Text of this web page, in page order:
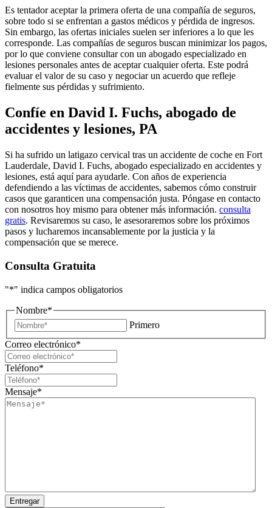
Es tentador aceptar la primera oferta de una compañía de seguros,
sobre todo si se enfrentan a gastos médicos y pérdida de ingresos.
Sin embargo, las ofertas iniciales suelen ser inferiores a lo que les
corresponde. Las compañías de seguros buscan minimizar los pagos,
por lo que conviene consultar con un abogado especializado en
lesiones personales antes de aceptar cualquier oferta. Este podrá
evaluar el valor de su caso y negociar un acuerdo que refleje
fielmente sus pérdidas y sufrimiento.
Confíe en David I. Fuchs, abogado de
accidentes y lesiones, PA
Si ha sufrido un latigazo cervical tras un accidente de coche en Fort
Lauderdale, David I. Fuchs, abogado especializado en accidentes y
lesiones, está aquí para ayudarle. Con años de experiencia
defendiendo a las víctimas de accidentes, sabemos cómo construir
casos que garanticen una compensación justa. Póngase en contacto
con nosotros hoy mismo para obtener más información. consulta
gratis. Revisaremos su caso, le asesoraremos sobre los próximos
pasos y lucharemos incansablemente por la justicia y la
compensación que se merece.
Consulta Gratuita
"*" indica campos obligatorios
Nombre*
Primero
Correo electrónico*
Teléfono*
Mensaje*
Entregar